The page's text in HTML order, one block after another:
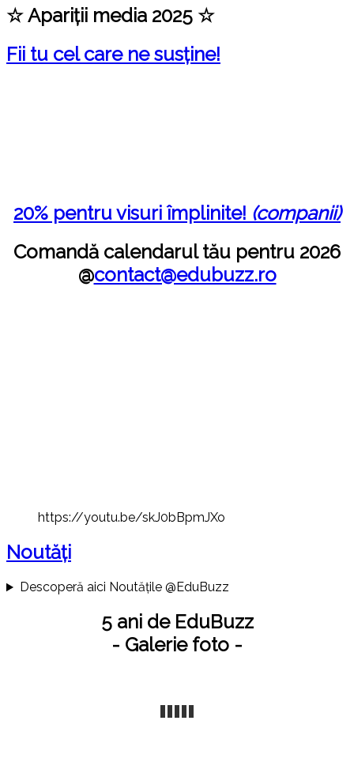
☆ Apariții media 2025 ☆
Fii tu cel care ne susține!
20% pentru visuri împlinite! (companii)
Comandă calendarul tău pentru 2026
@contact@edubuzz.ro
https://youtu.be/skJ0bBpmJXo
Noutăți
Descoperă aici Noutățile @EduBuzz
5 ani de EduBuzz
- Galerie foto -